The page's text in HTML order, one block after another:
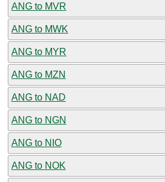
ANG to MVR
ANG to MWK
ANG to MYR
ANG to MZN
ANG to NAD
ANG to NGN
ANG to NIO
ANG to NOK